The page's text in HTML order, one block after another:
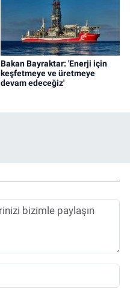
Bakan Bayraktar: 'Enerji için
keşfetmeye ve üretmeye
devam edeceğiz'